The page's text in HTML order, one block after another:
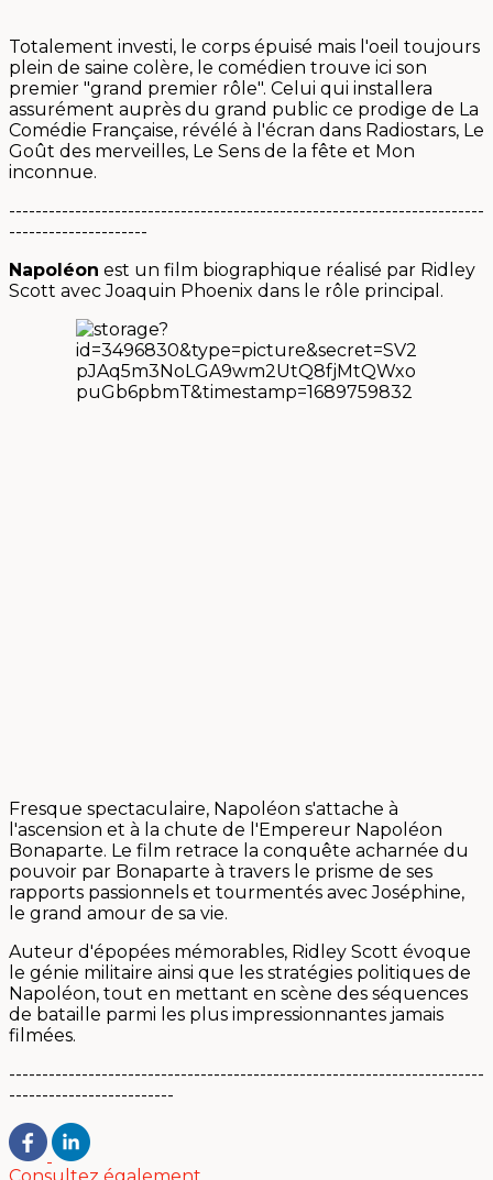
Totalement investi, le corps épuisé mais l'oeil toujours
plein de saine colère, le comédien trouve ici son
premier "grand premier rôle". Celui qui installera
assurément auprès du grand public ce prodige de La
Comédie Française, révélé à l'écran dans Radiostars, Le
Goût des merveilles, Le Sens de la fête et Mon
inconnue.
------------------------------------------------------------------------
---------------------
Napoléon est un film biographique réalisé par Ridley
Scott avec Joaquin Phoenix dans le rôle principal.
Fresque spectaculaire, Napoléon s'attache à
l'ascension et à la chute de l'Empereur Napoléon
Bonaparte. Le film retrace la conquête acharnée du
pouvoir par Bonaparte à travers le prisme de ses
rapports passionnels et tourmentés avec Joséphine,
le grand amour de sa vie.
Auteur d'épopées mémorables, Ridley Scott évoque
le génie militaire ainsi que les stratégies politiques de
Napoléon, tout en mettant en scène des séquences
de bataille parmi les plus impressionnantes jamais
filmées.
------------------------------------------------------------------------
-------------------------